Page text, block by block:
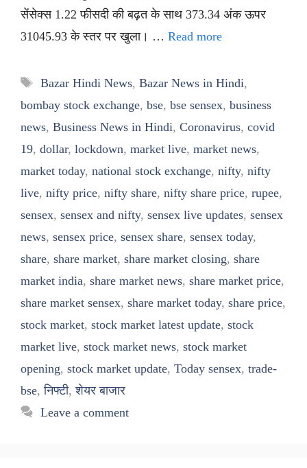
सेंसेक्स 1.22 फीसदी की बढ़त के साथ 373.34 अंक ऊपर
31045.93 के स्तर पर खुला। … Read more
Tags
Bazar Hindi News, Bazar News in Hindi,
bombay stock exchange, bse, bse sensex, business
news, Business News in Hindi, Coronavirus, covid
19, dollar, lockdown, market live, market news,
market today, national stock exchange, nifty, nifty
live, nifty price, nifty share, nifty share price, rupee,
sensex, sensex and nifty, sensex live updates, sensex
news, sensex price, sensex share, sensex today,
share, share market, share market closing, share
market india, share market news, share market price,
share market sensex, share market today, share price,
stock market, stock market latest update, stock
market live, stock market news, stock market
opening, stock market update, Today sensex, trade-
bse,निफ्टी,शेयर बाजार
Leave a comment